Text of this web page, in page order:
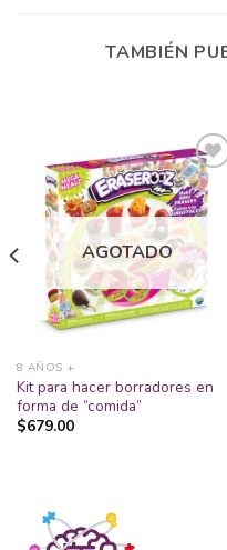
TAMBIÉN
Añadir
lista
deseos
AGOTADO
8 AÑOS +
Kit para hacer borradores en
forma de “comida”
$679.00